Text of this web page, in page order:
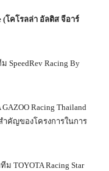
(โคโรลล่า อัลติส จีอาร์
Racing By
Racing Thailand
ำคัญของโครงการในการ
TOYOTA Racing Star